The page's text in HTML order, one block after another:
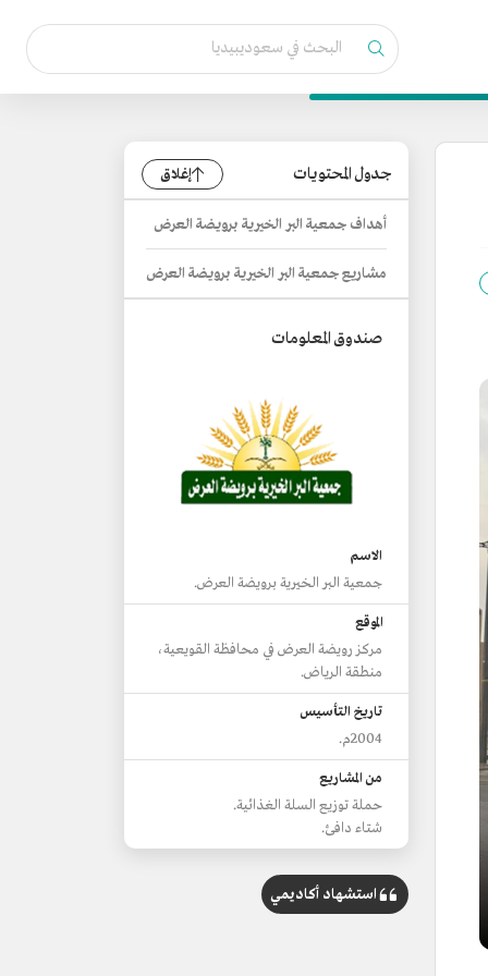
جدول المحتويات إغلاق
أهداف جمعية البر الخيرية برويضة العرض
مشاريع جمعية البر الخيرية برويضة العرض
صندوق المعلومات
الاسم
جمعية البر الخيرية برويضة العرض.
الموقع
مركز رويضة العرض في محافظة القويعية،
منطقة الرياض.
تاريخ التأسيس
2004م.
من المشاريع
حملة توزيع السلة الغذائية.
شتاء دافئ.
استشهاد أكاديمي